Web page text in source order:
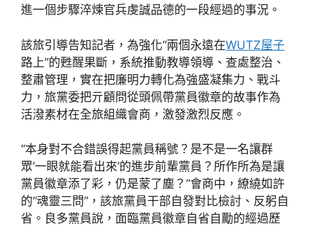
進一個步驟淬煉官兵虔誠品德的一段經過的事況。
該旅引導告知記者，為強化“兩個永遠在WUTZ屋子
路上”的甦醒果斷，系統推動教導領導、查處整治、
整肅管理，實在把廉明力轉化為強盛凝集力、戰斗
力，旅黨委把亓顧問從頭佩帶黨員徽章的故事作為
活潑素材在全旅組織會商，激發激烈反應。
“本身對不合錯誤得起黨員稱號？是不是一名讓群
眾‘一眼就能看出來’的進步前輩黨員？所作所為是讓
黨員徽章添了彩，仍是蒙了塵？”會商中，繚繞如許
的“魂靈三問”，該旅黨員干部自發對比檢討、反躬自
省。良多黨員說，面臨黨員徽章自省自勵的經過歷